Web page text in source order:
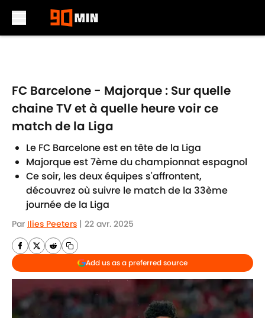
FC Barcelone - Majorque : Sur quelle
chaine TV et à quelle heure voir ce
match de la Liga
Le FC Barcelone est en tête de la Liga
Majorque est 7ème du championnat espagnol
Ce soir, les deux équipes s'affrontent,
découvrez où suivre le match de la 33ème
journée de la Liga
Par Ilies Peeters | 22 avr. 2025
Add us as a preferred source